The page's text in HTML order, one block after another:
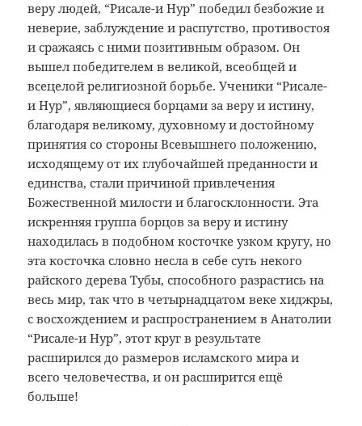
веру людей, “Рисале-и Нур” победил безбожие и
неверие, заблуждение и распутство, противостоя
и сражаясь с ними позитивным образом. Он
вышел победителем в великой, всеобщей и
всецелой религиозной борьбе. Ученики “Рисале-
и Нур”, являющиеся борцами за веру и истину,
благодаря великому, духовному и достойному
принятия со стороны Всевышнего положению,
исходящему от их глубочайшей преданности и
единства, стали причиной привлечения
Божественной милости и благосклонности. Эта
искренняя группа борцов за веру и истину
находилась в подобном косточке узком кругу, но
эта косточка словно несла в себе суть некого
райского дерева Тубы, способного разрастись на
весь мир, так что в четырнадцатом веке хиджры,
с восхождением и распространением в Анатолии
“Рисале-и Нур”, этот круг в результате
расширился до размеров исламского мира и
всего человечества, и он расширится ещё
больше!